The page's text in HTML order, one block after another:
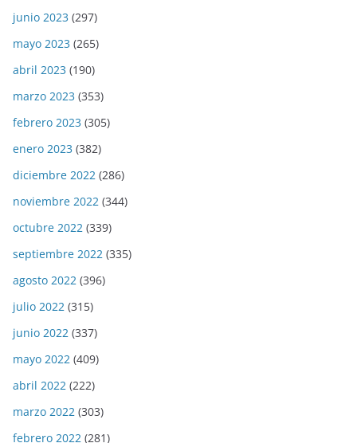
junio 2023 (297)
mayo 2023 (265)
abril 2023 (190)
marzo 2023 (353)
febrero 2023 (305)
enero 2023 (382)
diciembre 2022 (286)
noviembre 2022 (344)
octubre 2022 (339)
septiembre 2022 (335)
agosto 2022 (396)
julio 2022 (315)
junio 2022 (337)
mayo 2022 (409)
abril 2022 (222)
marzo 2022 (303)
febrero 2022 (281)